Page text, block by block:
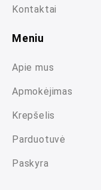
Kontaktai
Meniu
Apie mus
Apmokėjimas
Krepšelis
Parduotuvė
Paskyra